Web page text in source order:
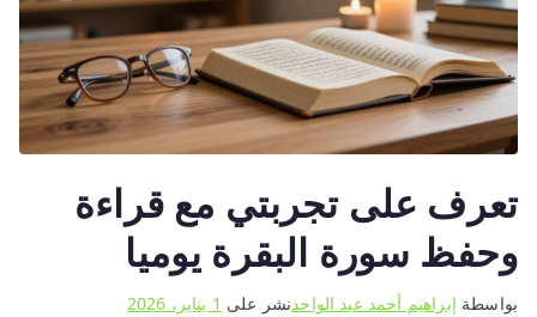
تعرف على تجربتي مع قراءة
وحفظ سورة البقرة يوميا
بواسطة إبراهيم أحمد عبد الواحدنشر على 1 يناير، 2026